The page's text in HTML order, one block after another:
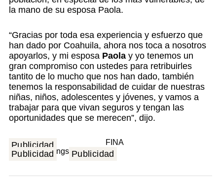
la mano de su esposa Paola.
“Gracias por toda esa experiencia y esfuerzo que
han dado por Coahuila, ahora nos toca a nosotros
apoyarlos, y mi esposa Paola y yo tenemos un
gran compromiso con ustedes para retribuirles
tantito de lo mucho que nos han dado, también
tenemos la responsabilidad de cuidar de nuestras
niñas, niños, adolescentes y jóvenes, y vamos a
trabajar para que vivan seguros y tengan las
oportunidades que se merecen”, dijo.
Publicidad
Publicidad
Publicidad